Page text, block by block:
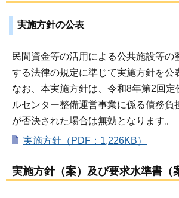
実施方針の公表
民間資金等の活用による公共施設等の
する法律の規定に準じて実施方針を公
なお、本実施方針は、令和8年第2回定
ルセンター整備運営事業に係る債務負
が否決された場合は無効となります。
実施方針（PDF：1,226KB）
実施方針（案）及び要求水準書（